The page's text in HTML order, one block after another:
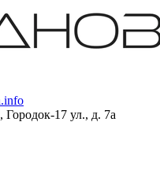
17 ул., д. 7а